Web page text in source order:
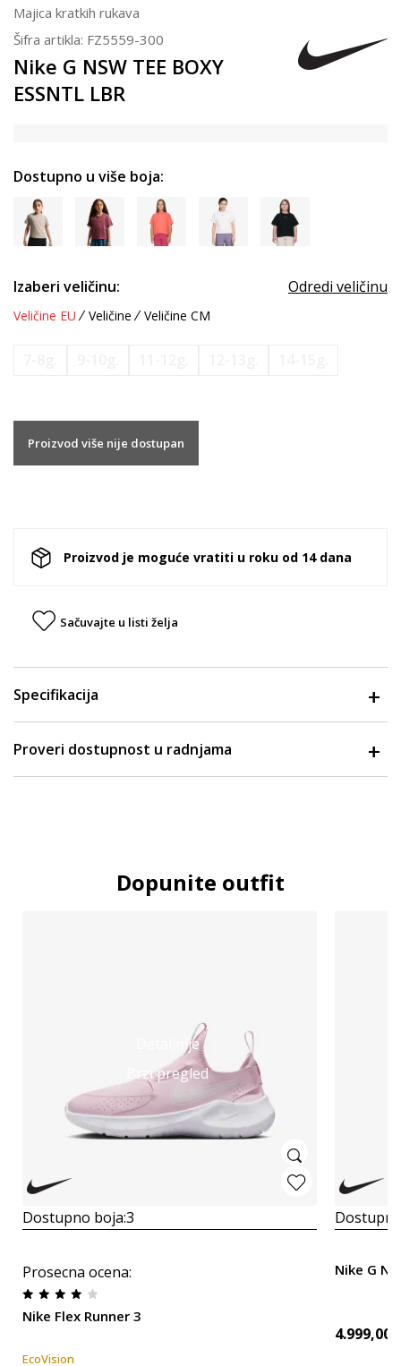
Majica kratkih rukava
Šifra artikla: FZ5559-300
Nike G NSW TEE BOXY
ESSNTL LBR
Dostupno u više boja:
Izaberi veličinu: Odredi veličinu
Veličine EU Veličine Veličine CM
Proizvod više nije dostupan
Proizvod je moguće vratiti u roku od 14 dana
Sačuvajte u listi želja
Specifikacija
Proveri dostupnost u radnjama
Dopunite outfit
Detaljnije
Brzi pregled
Dostupno boja:3
Prosecna ocena:
Nike Flex Runner 3
EcoVision
Nike G NP
4.999,00